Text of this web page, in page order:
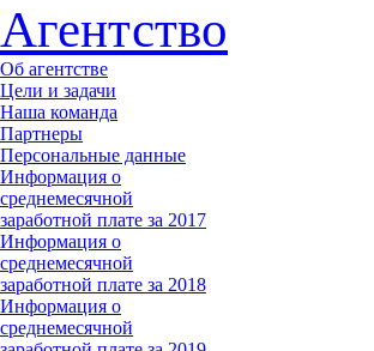
Агентство
Об агентстве
Цели и задачи
Наша команда
Партнеры
Персональные данные
Информация о
среднемесячной
заработной плате за 2017
Информация о
среднемесячной
заработной плате за 2018
Информация о
среднемесячной